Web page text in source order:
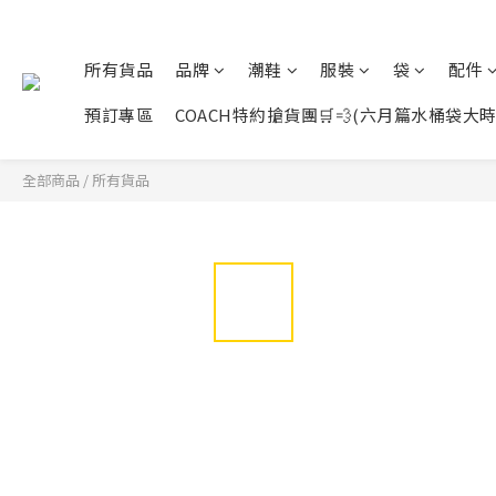
所有貨品 品牌 潮鞋 服裝 袋
配件
預訂專區
COACH特約搶貨團🛒💨(六月篇水桶袋大時
全部商品 / 所有貨品